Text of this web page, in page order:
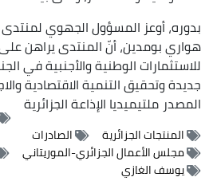
بدوره، أوعز المسؤول الجهوي لمنتدى
هواري بومدين، أنّ المنتدى يراهن على
للاستثمارات الوطنية والأجنبية في
جديدة وتحقيق التنمية الاقتصادية
المصدرملتيميديا الإذاعة الجزائرية
المنتجات الجزائرية
الصادرات
مجلس الأعمال الجزائري-الموريتاني
يوسف الغازي